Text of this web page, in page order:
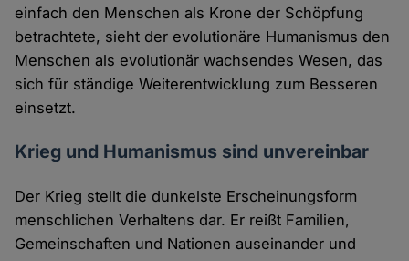
einfach den Menschen als Krone der Schöpfung
betrachtete, sieht der evolutionäre Humanismus den
Menschen als evolutionär wachsendes Wesen, das
sich für ständige Weiterentwicklung zum Besseren
einsetzt.
Krieg und Humanismus sind unvereinbar
Der Krieg stellt die dunkelste Erscheinungsform
menschlichen Verhaltens dar. Er reißt Familien,
Gemeinschaften und Nationen auseinander und